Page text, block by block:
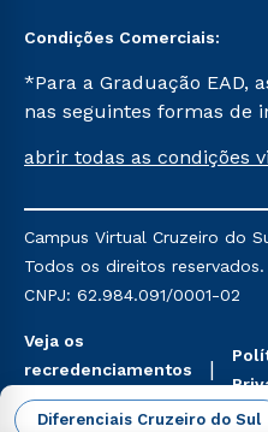
Diferenciais Cruzeiro do Sul
Condições Comerciais:
*Para a Graduação EAD,
nas seguintes formas de
Já para as demais, a taxa
mencionadas são
Religioso, Geografia para
do Ensino de História:
abrir todas as condições
Campus Virtual Cruzeiro do
Todos os direitos reservados.
CNPJ: 62.984.091/0001-02
Veja os
recredenciamentos
aqui